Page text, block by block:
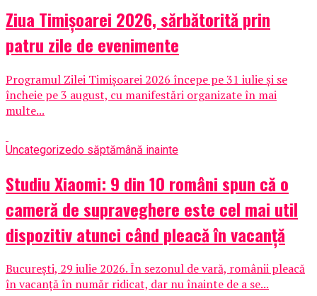
Ziua Timișoarei 2026, sărbătorită prin
patru zile de evenimente
Programul Zilei Timișoarei 2026 începe pe 31 iulie și se
încheie pe 3 august, cu manifestări organizate în mai
multe...
Uncategorizedo săptămână inainte
Studiu Xiaomi: 9 din 10 români spun că o
cameră de supraveghere este cel mai util
dispozitiv atunci când pleacă în vacanță
București, 29 iulie 2026. În sezonul de vară, românii pleacă
în vacanță în număr ridicat, dar nu înainte de a se...